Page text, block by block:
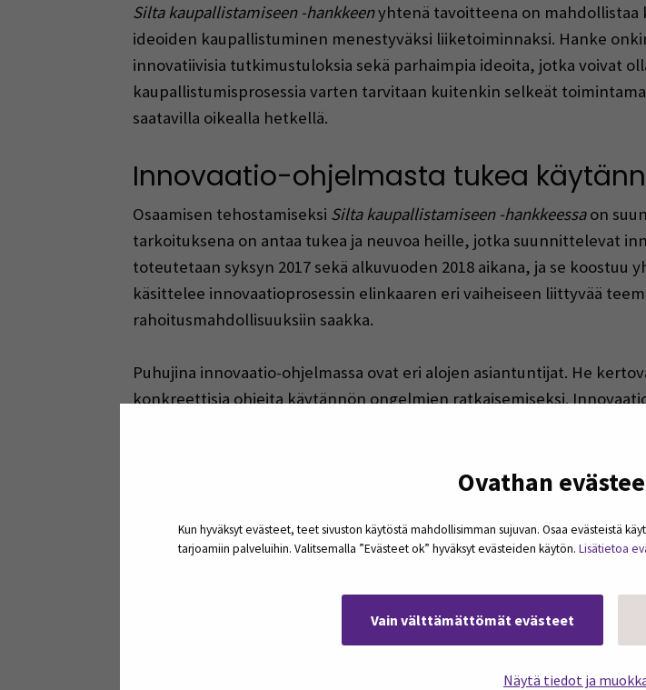
Ovathan
Kun hyväksyt evästeet, teet sivuston käytöstä mahdollisimman sujuvan. Osaa evästeistä
tarjoamiin palveluihin. Valitsemalla ”Evästeet ok” hyväksyt evästeiden käytön. Lisätietoa
Vain välttämättömät evästeet
Näytä tiedot ja
Silta kaupallistamiseen -hankkeenyhtenä tavoitteena on mahdollistaa
ideoiden kaupallistuminen menestyväksi liiketoiminnaksi. Hanke
innovatiivisia tutkimustuloksia sekä parhaimpia ideoita, jotka voivat
kaupallistumisprosessia varten tarvitaan kuitenkin selkeät
saatavilla oikealla hetkellä.
Innovaatio-ohjelmasta tukea
Osaamisen tehostamiseksi Silta kaupallistamiseen -hankkeessaon
tarkoituksena on antaa tukea ja neuvoa heille, jotka suunnittelevat
toteutetaan syksyn 2017 sekä alkuvuoden 2018 aikana, ja se
käsittelee innovaatioprosessin elinkaaren eri vaiheiseen liittyvää
rahoitusmahdollisuuksiin saakka.
Puhujina innovaatio-ohjelmassa ovat eri alojen asiantuntijat. He
konkreettisia ohjeita käytännön ongelmien ratkaisemiseksi.
Pirjo-Leena Ketola